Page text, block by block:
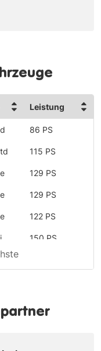
Leistung
86 PS
115 PS
129 PS
129 PS
122 PS
150 PS